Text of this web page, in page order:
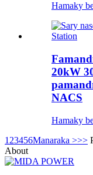
Hamaky
20kW
NACS
Hamaky
1 23456Manaraka >>>
About